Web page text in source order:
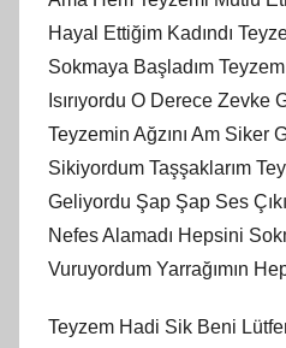
Hayal Ettiğim Kadındı
Sokmaya Başladım
Isırıyordu O Derece Zevke
Teyzemin Ağzını Am Siker
Sikiyordum Taşşaklarım
Geliyordu Şap Şap Ses
Nefes Alamadı Hepsini
Vuruyordum Yarrağımın
Teyzem Hadi Sik Beni